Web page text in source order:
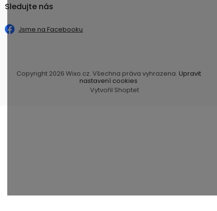
Sledujte nás
Jsme na Facebooku
Vytvořil Shoptet
Copyright 2026 Wixo.cz. Všechna práva vyhrazena. Upravit
nastavení cookies